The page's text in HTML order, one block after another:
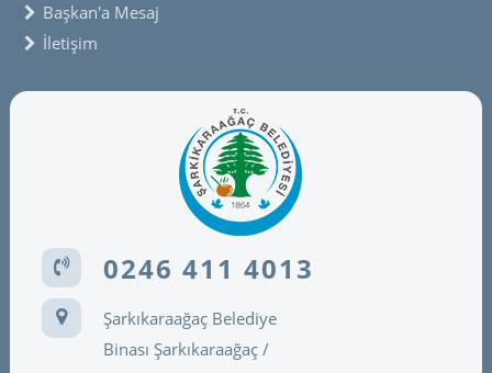
Başkan'a Mesaj
İletişim
0246 411 4013
Şarkıkaraağaç Belediye
Binası Şarkıkaraağaç /